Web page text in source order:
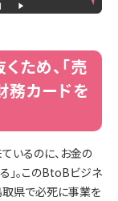
ため、「売
務カードを
いるのに、お金の
」。このBtoBビジネ
取県で必死に事業を